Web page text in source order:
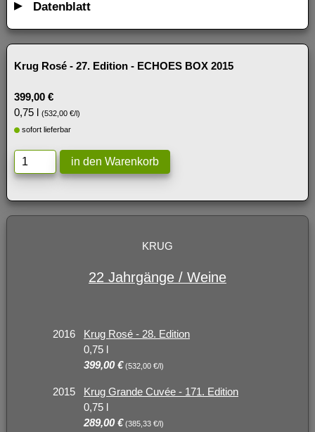
Datenblatt
Krug Rosé - 27. Edition - ECHOES BOX 2015
399,00 €
0,75 l(532,00 €/l)
sofort lieferbar
KRUG
22 Jahrgänge / Weine
2016
Krug Rosé - 28. Edition
0,75 l
399,00 €(532,00 €/l)
2015
Krug Grande Cuvée - 171. Edition
0,75 l
289,00 €(385,33 €/l)